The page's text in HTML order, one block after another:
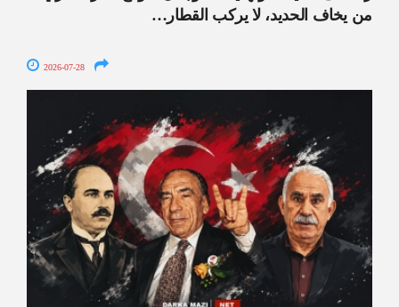
من يخاف الحديد، لا يركب القطار…
2026-07-28